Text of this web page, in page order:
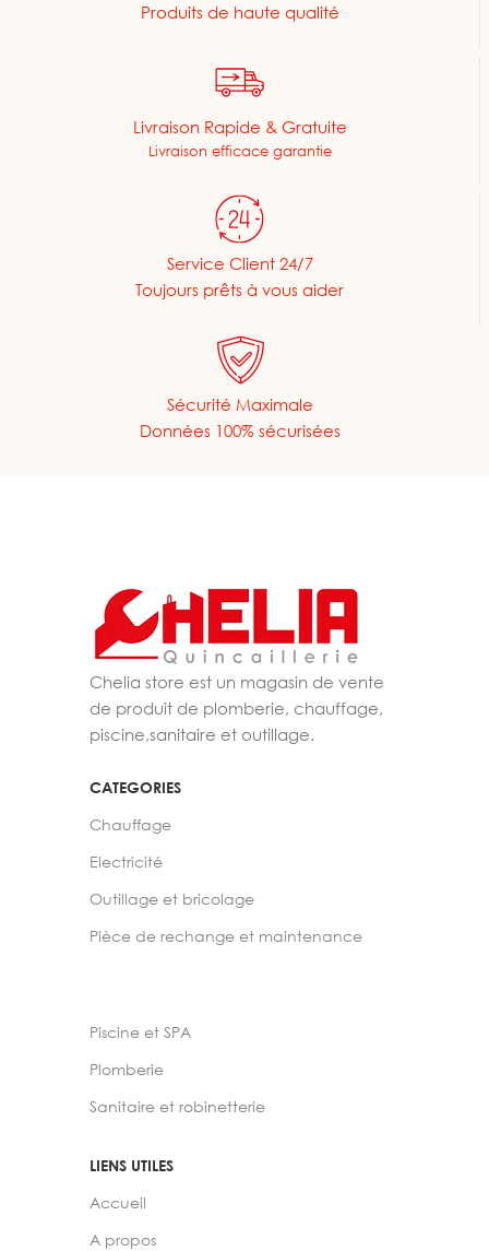
Produits de haute qualité
Livraison Rapide & Gratuite
Livraison efficace garantie
Service Client 24/7
Toujours prêts à vous aider
Sécurité Maximale
Données 100% sécurisées
Chelia store est un magasin de vente
de produit de plomberie, chauffage,
piscine,sanitaire et outillage.
CATEGORIES
Chauffage
Electricité
Outillage et bricolage
Pièce de rechange et maintenance
Piscine et SPA
Plomberie
Sanitaire et robinetterie
LIENS UTILES
Accueil
A propos